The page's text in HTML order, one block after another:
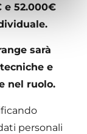
e 52.000€
sarà
e
nel ruolo.
personali